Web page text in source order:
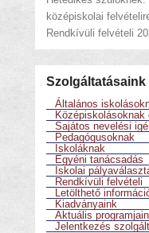
középiskolai
Rendkívüli felvételi
Szolgáltatásaink
Általános
Középiskolásoknak
Sajátos nevelési
Pedagógusoknak
Iskoláknak
Egyéni tanácsadás
Iskolai
Rendkívüli felvételi
Letölthető
Kiadványaink
Aktuális
Jelentkezés